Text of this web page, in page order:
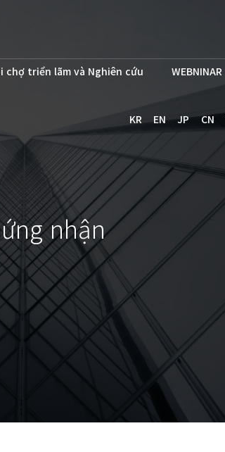
chợ triển lãm và Nghiên cứu WEBNINAR
KR EN JP CN
nhận